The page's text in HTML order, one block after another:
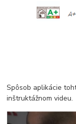
Spôsob aplikácie
inštruktážnom videu.